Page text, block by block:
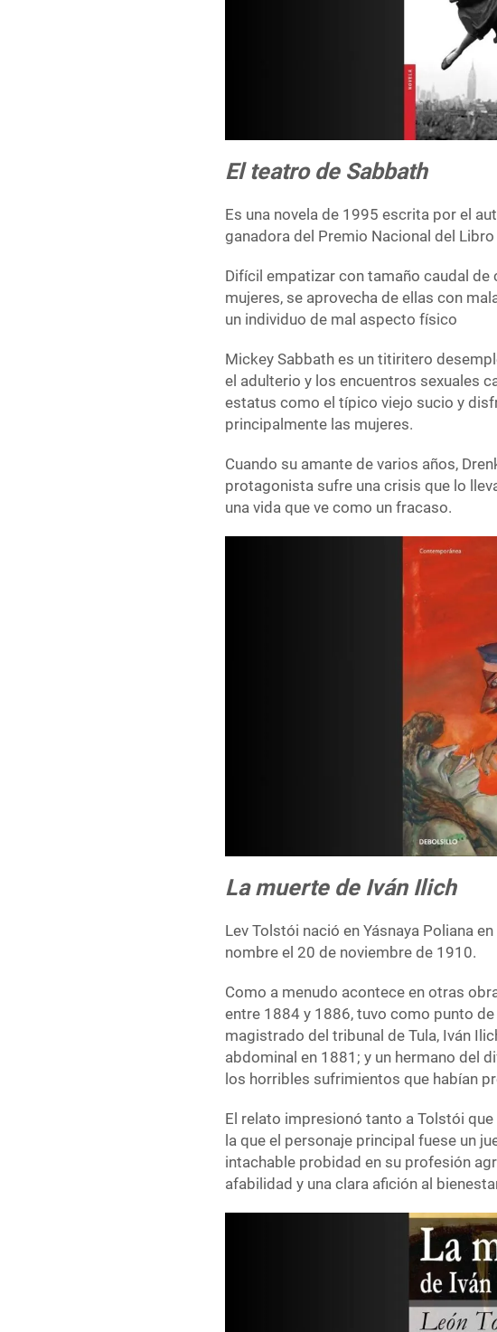
El teatro de Sabbath
Es una novela de 1995 escrita por el
ganadora del Premio Nacional del
Difícil empatizar con tamaño caudal de
mujeres, se aprovecha de ellas con
un individuo de mal aspecto físico
Mickey Sabbath es un titiritero
el adulterio y los encuentros sexuales
estatus como el típico viejo sucio y
principalmente las mujeres.
Cuando su amante de varios años,
protagonista sufre una crisis que lo
una vida que ve como un fracaso.
La muerte de Iván Ilich
Lev Tolstói nació en Yásnaya Poliana
nombre el 20 de noviembre de 1910.
Como a menudo acontece en otras
entre 1884 y 1886, tuvo como punto
magistrado del tribunal de Tula, Iván
abdominal en 1881; y un hermano del
los horribles sufrimientos que habían
El relato impresionó tanto a Tolstói
la que el personaje principal fuese un
intachable probidad en su profesión
afabilidad y una clara afición al